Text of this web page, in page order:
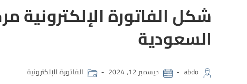
شكل الفاتورة الإلكترونية
السعودية
abdo ديسمبر 12, 2024 الفاتورة الإلكترونية